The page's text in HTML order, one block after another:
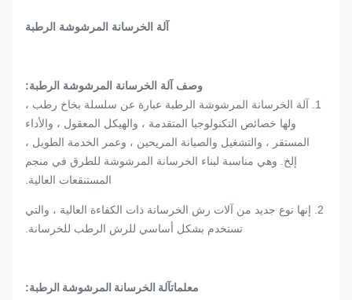
آلة الخرسانة المرشوشة الرطبة
وصف آلة الخرسانة المرشوشة الرطبة:
1. آلة الخرسانة المرشوشة الرطبة عبارة عن سلسلة بخاخ رطب ،
ولها خصائص التكنولوجيا المتقدمة ، والهيكل المعقول ، والأداء
المستقر ، والتشغيل والصيانة المريحين ، وعمر الخدمة الطويل ،
إلخ. وهي مناسبة لبناء الخرسانة المرشوشة للطرق في منجم
المستنقعات العالية.
2. إنها نوع جديد من آلات رش الخرسانة ذات الكفاءة العالية ، والتي
تستخدم بشكل أساسي للرش الرطب للخرسانة.
معلماتآلة الخرسانة المرشوشة الرطبة: